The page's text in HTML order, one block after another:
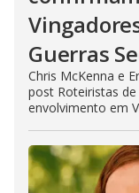
Guerras
Chris McKenna e
post Roteiristas
envolvimento em